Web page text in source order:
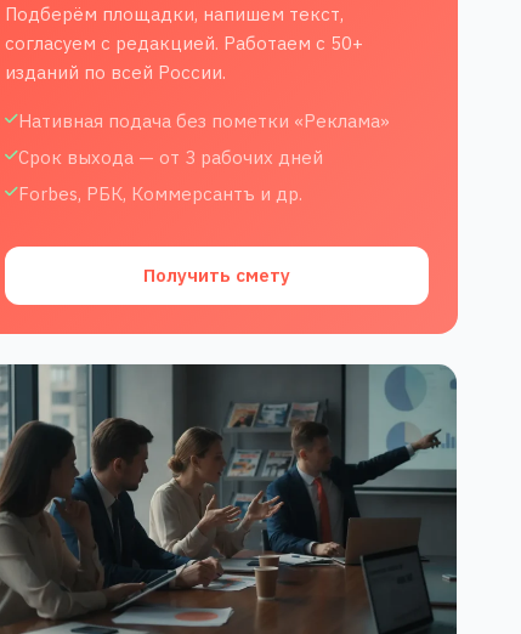
Подберём площадки, напишем текст,
согласуем с редакцией. Работаем с 50+
изданий по всей России.
Нативная подача без пометки «Реклама»
Срок выхода — от 3 рабочих дней
Forbes, РБК, Коммерсантъ и др.
Получить смету